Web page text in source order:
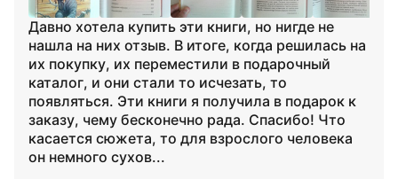
Давно хотела купить эти книги, но нигде не
нашла на них отзыв. В итоге, когда решилась на
их покупку, их переместили в подарочный
каталог, и они стали то исчезать, то
появляться. Эти книги я получила в подарок к
заказу, чему бесконечно рада. Спасибо! Что
касается сюжета, то для взрослого человека
он немного сухов...